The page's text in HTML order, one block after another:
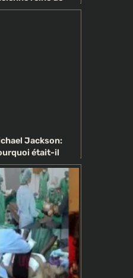
meurt après
Jackson:
était-il
accro à la
esthétique?